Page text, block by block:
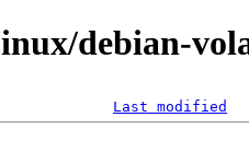
debian-
Last modified